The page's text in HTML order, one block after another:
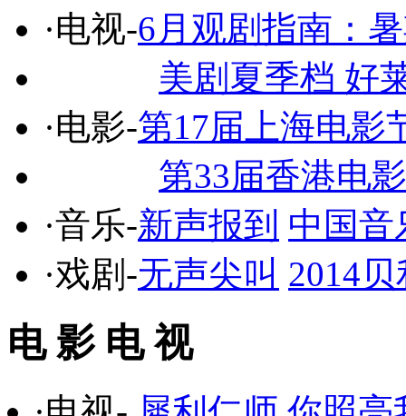
·电视-6月观剧指南：
美剧夏季档 好
·电影-第17届上海电影
第33届香港电
·音乐-新声报到 中国音
·戏剧-无声尖叫 2014
电 影 电 视